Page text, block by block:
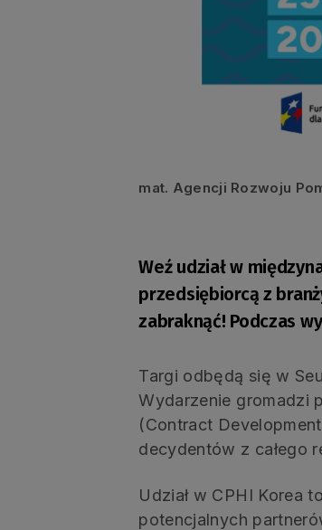
mat. Agencji Rozwoju
Weź udział w
przedsiębiorcą z
zabraknąć! Podczas
Targi odbędą się w
Wydarzenie gromadzi
(Contract
decydentów z całego
Udział w CPHI Korea
potencjalnych